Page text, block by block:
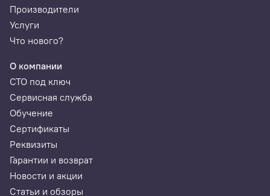
Производители
Услуги
Что нового?
О компании
СТО под ключ
Сервисная служба
Обучение
Сертификаты
Реквизиты
Гарантии и возврат
Новости и акции
Статьи и обзоры